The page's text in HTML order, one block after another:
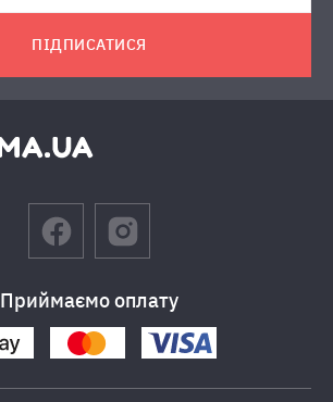
ПІДПИСАТИСЯ
Приймаємо оплату